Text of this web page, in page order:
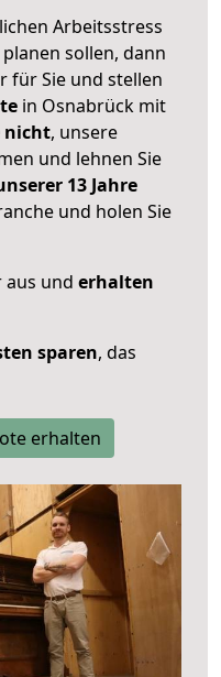
Arbeitsstress
sollen, dann
für Sie und stellen
in Osnabrück mit
nicht, unsere
und lehnen Sie
13 Jahre
und holen Sie
aus und erhalten
sparen, das
erhalten